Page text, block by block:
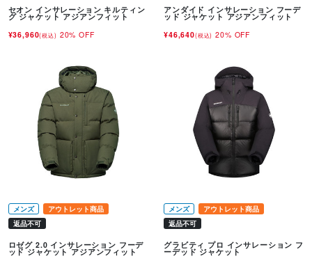
セオン インサレーション キルティン
グ ジャケット アジアンフィット
¥36,960(税込) 20% OFF
アンダイド インサレーション フーデ
ッド ジャケット アジアンフィット
¥46,640(税込) 20% OFF
メンズ
アウトレット商品
返品不可
ロゼグ 2.0 インサレーション フーデ
ッド ジャケット アジアンフィット
メンズ
アウトレット商品
返品不可
グラビティ プロ インサレーション フ
ーデッド ジャケット